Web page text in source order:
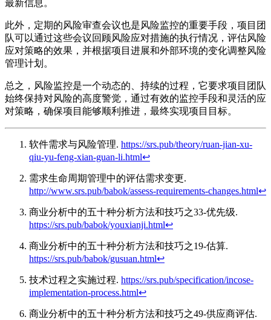
最新信息。
此外，定期的风险审查会议也是风险监控的重要手段，项目团
队可以通过这些会议回顾风险应对措施的执行情况，评估风险
应对策略的效果，并根据项目进展和外部环境的变化调整风险
管理计划。
总之，风险监控是一个动态的、持续的过程，它要求项目团队
始终保持对风险的高度警觉，通过有效的监控手段和灵活的应
对策略，确保项目能够顺利推进，最终实现项目目标。
软件需求与风险管理. https://srs.pub/theory/ruan-jian-xu-
qiu-yu-feng-xian-guan-li.html↩︎
需求生命周期管理中的评估需求变更.
http://www.srs.pub/babok/assess-requirements-changes.html↩︎
商业分析中的五十种分析方法和技巧之33-优先级.
https://srs.pub/babok/youxianji.html↩︎
商业分析中的五十种分析方法和技巧之19-估算.
https://srs.pub/babok/gusuan.html↩︎
技术过程之实施过程. https://srs.pub/specification/incose-
implementation-process.html↩︎
商业分析中的五十种分析方法和技巧之49-供应商评估.